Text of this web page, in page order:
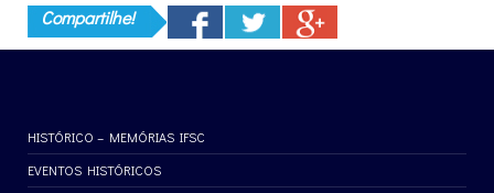
Compartilhe!
HISTÓRICO – MEMÓRIAS IFSC
EVENTOS HISTÓRICOS